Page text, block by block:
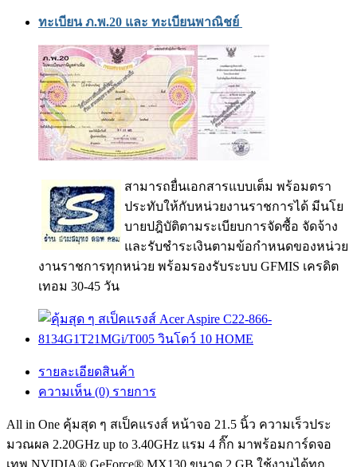
ทะเบียน ภ.พ.20 และ ทะเบียนพาณิชย์
สามารถยื่นเอกสารแบบเต็ม พร้อมตรา
ประทับให้กับหน่วยงานราชการได้ มีนโย
บายปฎิบัติตามระเบียบการจัดซื้อ จัดจ้าง
และรับชำระเงินตามข้อกำหนดของหน่วย
งานราชการทุกหน่วย พร้อมรองรับระบบ GFMIS เครดิต
เทอม 30-45 วัน
รายละเอียดสินค้า
ความเห็น (0) รายการ
All in One คุ้มสุด ๆ สเป็คแรงส์ หน้าจอ 21.5 นิ้ว ความเร็วประ
มวณผล 2.20GHz up to 3.40GHz แรม 4 กิ๊ก มาพร้อมการ์ดจอ
เทพ NVIDIA® GeForce® MX130 ขนาด 2 GB ใช้งานได้ทุก